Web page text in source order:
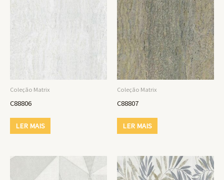
Coleção Matrix
C88806
LER MAIS
Coleção Matrix
C88807
LER MAIS